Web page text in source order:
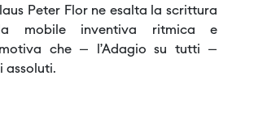
Peter Flor ne esalta la scrittura
la mobile inventiva ritmica e
che – l’Adagio su tutti –
assoluti.